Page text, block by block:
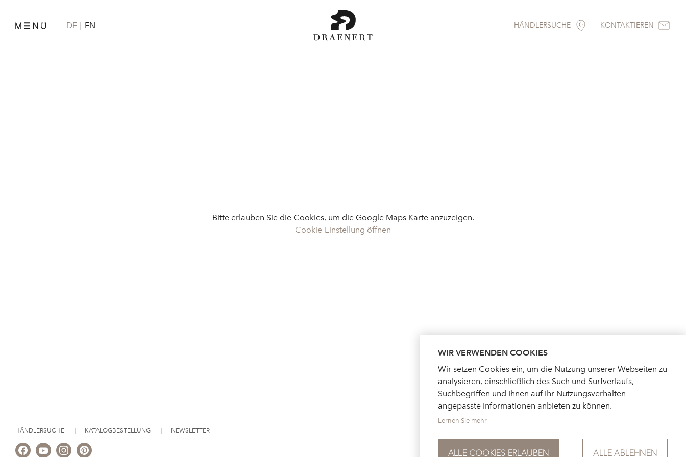
DE EN HÄNDLERSUCHE KONTAKTIEREN
Bitte erlauben Sie die Cookies, um die Google Maps Karte anzuzeigen.
Cookie-Einstellung öffnen
HÄNDLERSUCHE KATALOGBESTELLUNG NEWSLETTER
DATENSCHUTZ IMPRESSUM
WIR VERWENDEN COOKIES
Wir setzen Cookies ein, um die Nutzung unserer Webseiten zu
analysieren, einschließlich des Such und Surfverlaufs,
Suchbegriffen und Ihnen auf Ihr Nutzungsverhalten
angepasste Informationen anbieten zu können.
Lernen Sie mehr
ALLE COOKIES ERLAUBEN ALLE ABLEHNEN